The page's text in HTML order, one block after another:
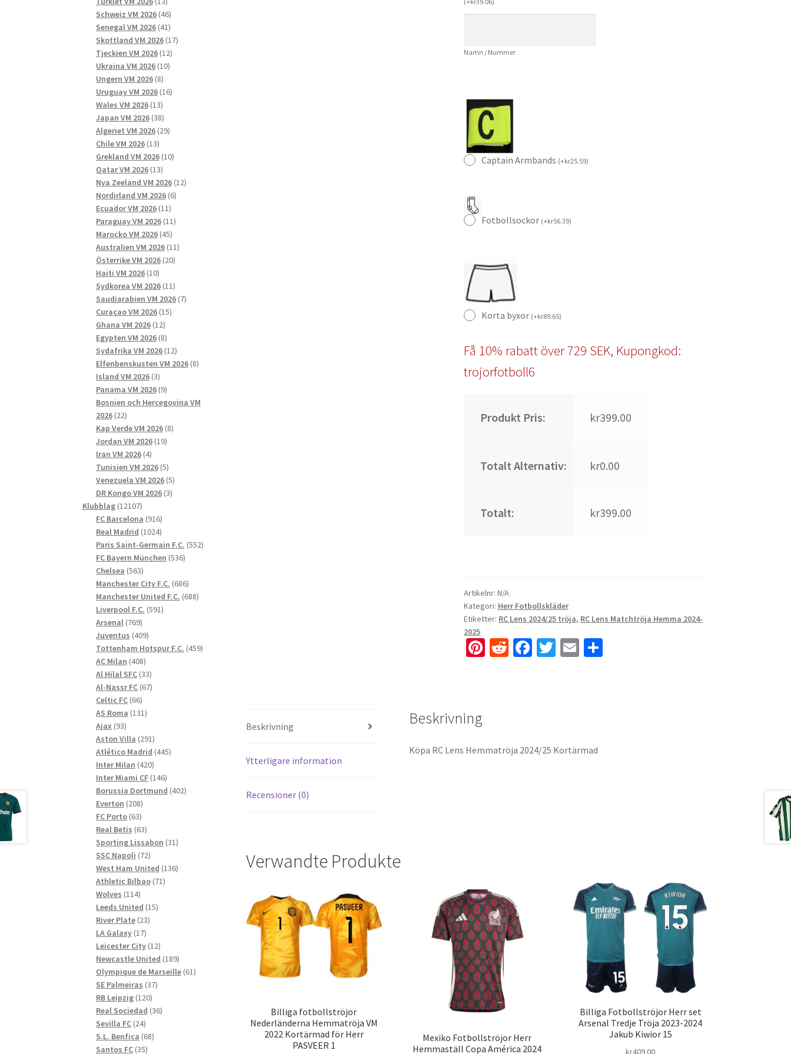
Kortärmad
Namn / Nummer
Captain Armbands (+kr25.59)
Fotbollsockor (+kr56.39)
Korta byxor (+kr89.65)
Få 10% rabatt över 729 SEK, Kupongkod:
trojorfotboll6
Produkt Pris: kr399.00
Totalt Alternativ: kr0.00
Totalt: kr399.00
Artikelnr: N/A
Kategori: Herr Fotbollskläder
Etiketter: RC Lens 2024/25 tröja, RC Lens Matchtröja Hemma 2024-
2025
Pi R Fa
k
T E D
Beskrivning
Ytterligare information
Recensioner (0)
Beskrivning
Köpa RC Lens Hemmatröja 2024/25 Kortärmad
Verwandte Produkte
Billiga fotbollströjor
Nederländerna Hemmatröja VM
2022 Kortärmad för Herr
PASVEER 1
Mexiko Fotbollströjor Herr
Hemmaställ Copa América 2024
Billiga Fotbollströjor Herr set
Arsenal Tredje Tröja 2023-2024
Jakub Kiwior 15
kr409.00
produkter
Schweiz VM 2026 4646
produkter
Senegal VM 2026 4141
produkter
Skottland VM 2026 1717
Tjeckien VM 2026 1212
produkter
Ukraina VM 2026 1010
Ungern VM 2026 88
produkter
Uruguay VM 2026 1616
Wales VM 2026 1313
produkter
Japan VM 2026 3838
produkter
Algeriet VM 2026 2929
Chile VM 2026 1313
produkter
Grekland VM 2026 1010
Qatar VM 2026 1313
produkter
Nya Zeeland VM 2026 1212
Nordirland VM 2026 66
Ecuador VM 2026 1111
produkter
Paraguay VM 2026 1111
Marocko VM 2026 4545
produkter
Australien VM 2026 1111
Österrike VM 2026 2020
Haiti VM 2026 1010
produkter
Sydkorea VM 2026 1111
produkter
Saudiarabien VM 2026 77
Curaçao VM 2026 1515
Ghana VM 2026 1212
produkter
Egypten VM 2026 88
produkter
Sydafrika VM 2026 1212
produkter
Elfenbenskusten VM 2026 88
Island VM 2026 33
produkter
Panama VM 2026 99
produkter
Bosnien och Hercegovina VM
2026 2222
produkter
Kap Verde VM 2026 88
Jordan VM 2026 1919
Iran VM 2026 44
produkter
Tunisien VM 2026 55
produkter
Venezuela VM 2026 55
produkter
DR Kongo VM 2026 33
Klubblag 1210712107
produkter
FC Barcelona 916916
produkter
Real Madrid 10241024
produkter
Paris Saint-Germain F.C. 552552
FC Bayern München 536536
Chelsea 563563
produkter
Manchester City F.C. 686686
produkter
Manchester United F.C. 688688
Liverpool F.C. 591591
Arsenal 769769
produkter
Juventus 409409
produkter
Tottenham Hotspur F.C. 459459
AC Milan 408408
produkter
Al Hilal SFC 3333
produkter
Al-Nassr FC 6767
Celtic FC 6666
produkter
AS Roma 131131
Ajax 9393
produkter
Aston Villa 291291
produkter
Atlético Madrid 445445
Inter Milan 420420
produkter
Inter Miami CF 146146
produkter
Borussia Dortmund 402402
Everton 208208
produkter
FC Porto 6363
produkter
Real Betis 6363
produkter
Sporting Lissabon 3131
SSC Napoli 7272
produkter
West Ham United 136136
Athletic Bilbao 7171
Wolves 114114
produkter
Leeds United 1515
River Plate 2323
LA Galaxy 1717
produkter
Leicester City 1212
produkter
Newcastle United 189189
produkter
Olympique de Marseille 6161
SE Palmeiras 3737
RB Leipzig 120120
produkter
Real Sociedad 3636
Sevilla FC 2424
produkter
S.L. Benfica 6868
Santos FC 3535